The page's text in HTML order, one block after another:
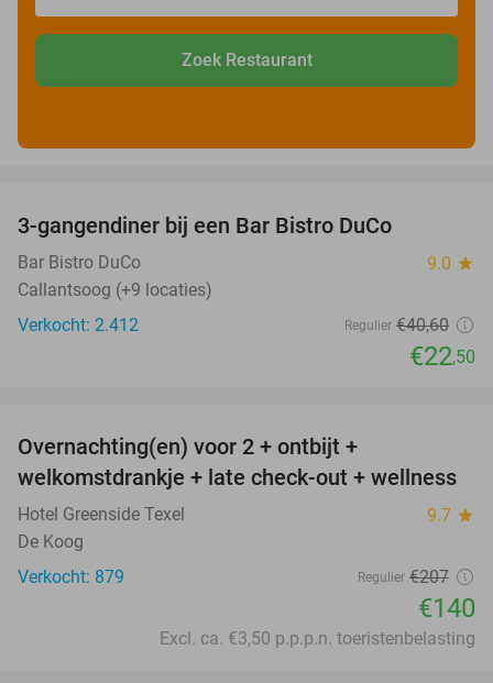
Zoek Restaurant
3-gangendiner bij een Bar Bistro DuCo
Bar Bistro DuCo 9.0 star
Callantsoog (+9 locaties)
Verkocht: 2.412
Regulier €40,60
€22,50
Overnachting(en) voor 2 + ontbijt +
welkomstdrankje + late check-out + wellness
Hotel Greenside Texel 9.7 star
De Koog
Verkocht: 879
Regulier €207
€140
Excl. ca. €3,50 p.p.p.n. toeristenbelasting